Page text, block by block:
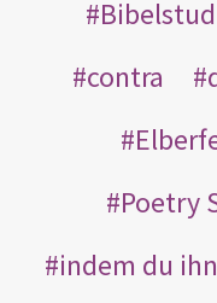
contra
Poetry
indem du